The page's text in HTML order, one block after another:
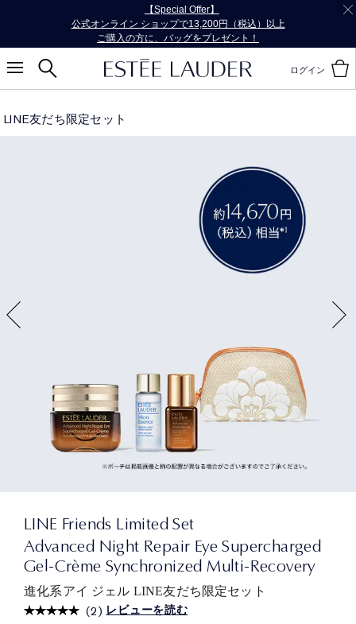
【Special Offer】
公式オンライン ショップで13,200円（税込）以上
ご購入の方に、バッグをプレゼント！
ログイン
LINE友だち限定セット
LINE Friends Limited Set
Advanced Night Repair Eye Supercharged
Gel-Crème Synchronized Multi-Recovery
進化系アイ ジェル LINE友だち限定セット
(2) レビューを読む